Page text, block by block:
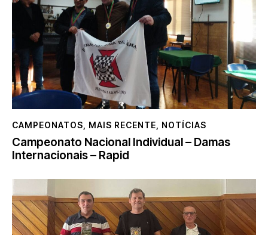
CAMPEONATOS MAIS RECENTE NOTÍCIAS
Campeonato Nacional Individual – Damas
Internacionais – Rapid